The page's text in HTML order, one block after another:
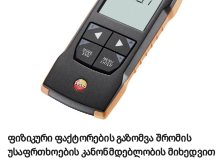
ფიზიკური ფაქტორების გაზომვა შრომის
უსაფრთხოების კანონმდებლობის მიხედვით